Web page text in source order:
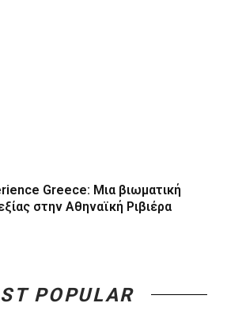
Greece: Μια βιωματική
στην Αθηναϊκή Ριβιέρα
POPULAR